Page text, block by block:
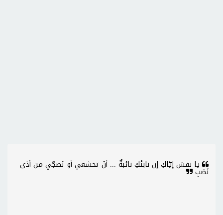
يا نفسُ إيَّاكِ إن نابتْكِ نائبةٌ ... أنْ تخشعي أو تَضجّي من أذى
نَصَبِ